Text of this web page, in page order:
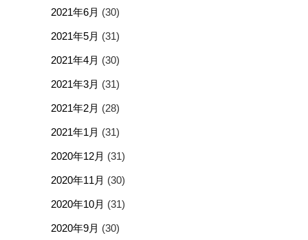
2021年6月 (30)
2021年5月 (31)
2021年4月 (30)
2021年3月 (31)
2021年2月 (28)
2021年1月 (31)
2020年12月 (31)
2020年11月 (30)
2020年10月 (31)
2020年9月 (30)